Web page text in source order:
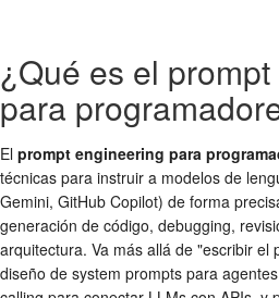
¿Qué es el
para
El prompt engineering para
técnicas para instruir a modelos de
Gemini, GitHub Copilot) de forma
generación de código, debugging,
arquitectura. Va más allá de "escribir
diseño de system prompts para